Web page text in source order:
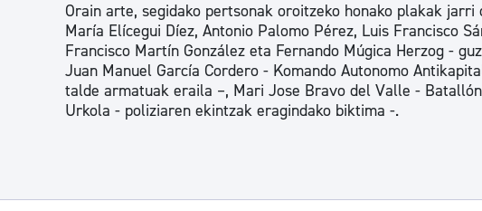
Orain arte, segidako pertsonak oroitzeko honako plakak
María Elícegui Díez, Antonio Palomo Pérez, Luis Francisco
Francisco Martín González eta Fernando Múgica Herzog -
Juan Manuel García Cordero - Komando Autonomo
talde armatuak eraila –, Mari Jose Bravo del Valle -
Urkola - poliziaren ekintzak eragindako biktima -.